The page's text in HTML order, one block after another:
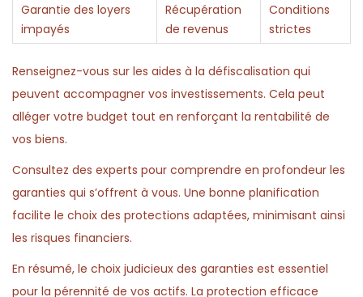
Garantie des loyers
impayés
Récupération
de revenus
Conditions
strictes
Renseignez-vous sur les aides à la défiscalisation qui
peuvent accompagner vos investissements. Cela peut
alléger votre budget tout en renforçant la rentabilité de
vos biens.
Consultez des experts pour comprendre en profondeur les
garanties qui s’offrent à vous. Une bonne planification
facilite le choix des protections adaptées, minimisant ainsi
les risques financiers.
En résumé, le choix judicieux des garanties est essentiel
pour la pérennité de vos actifs. La protection efficace